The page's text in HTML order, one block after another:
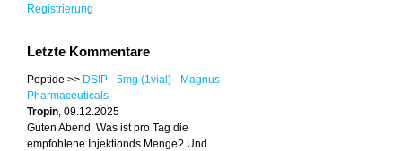
Registrierung
Letzte Kommentare
Peptide >> DSIP - 5mg (1vial) - Magnus
Pharmaceuticals
Tropin, 09.12.2025
Guten Abend. Was ist pro Tag die
empfohlene Injektionds Menge? Und